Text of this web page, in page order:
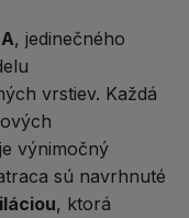
, jedinečného
vrstiev. Každá
výnimočný
sú navrhnuté
, ktorá